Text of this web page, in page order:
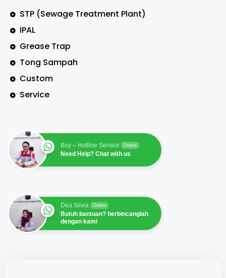
STP (Sewage Treatment Plant)
IPAL
Grease Trap
Tong Sampah
Custom
Service
Boy – Hotline Service Online
Need Help? Chat with us
Dea Silvia Online
Butuh bantuan? berbincanglah
dengan kami